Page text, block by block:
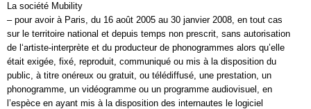
La société Mubility
– pour avoir à Paris, du 16 août 2005 au 30 janvier 2008, en tout cas
sur le territoire national et depuis temps non prescrit, sans autorisation
de l‘artiste-interprète et du producteur de phonogrammes alors qu’elle
était exigée, fixé, reproduit, communiqué ou mis à la disposition du
public, à titre onéreux ou gratuit, ou télédiffusé, une prestation, un
phonogramme, un vidéogramme ou un programme audiovisuel, en
l’espèce en ayant mis à la disposition des internautes le logiciel